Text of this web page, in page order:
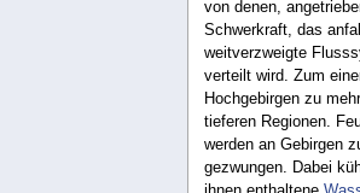
von denen,
Schwerkraft, das
weitverzweigte
verteilt wird. Zum
Hochgebirgen zu
tieferen Regionen.
werden an Gebirgen
gezwungen. Dabei